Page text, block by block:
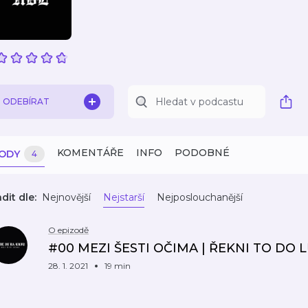
ODEBÍRAT
4 KOMENTÁŘE INFO PODOBNÉ
dle: Nejnovější Nejstarší Nejposlouchanější
O epizodě
#00 MEZI ŠESTI OČIMA | ŘEKNI TO DO
28. 1. 2021 19 min